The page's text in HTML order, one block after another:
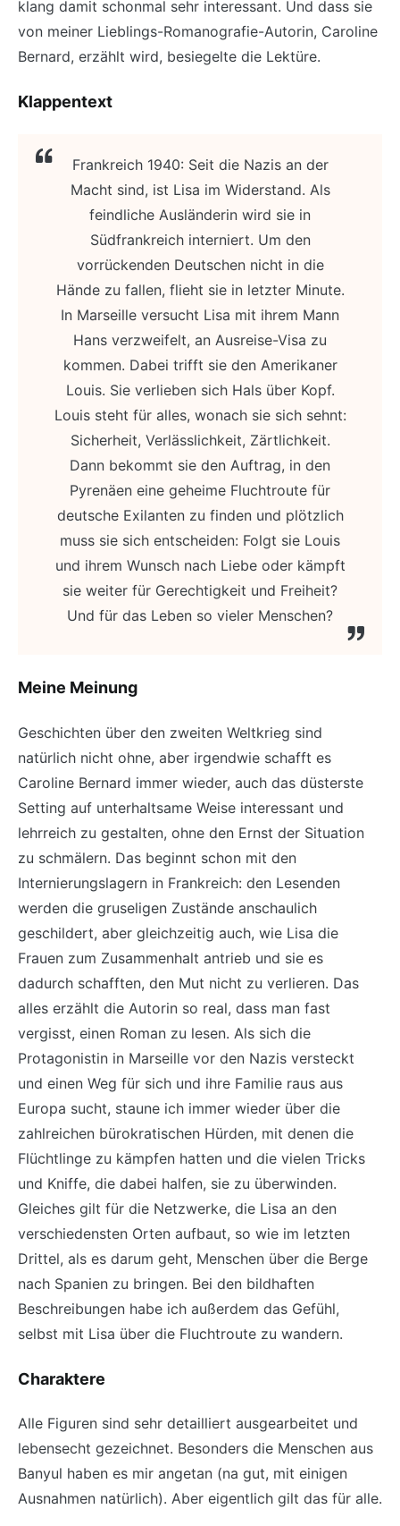
klang damit schonmal sehr interessant. Und dass sie
von meiner Lieblings-Romanografie-Autorin, Caroline
Bernard, erzählt wird, besiegelte die Lektüre.
Klappentext
Frankreich 1940: Seit die Nazis an der
Macht sind, ist Lisa im Widerstand. Als
feindliche Ausländerin wird sie in
Südfrankreich interniert. Um den
vorrückenden Deutschen nicht in die
Hände zu fallen, flieht sie in letzter Minute.
In Marseille versucht Lisa mit ihrem Mann
Hans verzweifelt, an Ausreise-Visa zu
kommen. Dabei trifft sie den Amerikaner
Louis. Sie verlieben sich Hals über Kopf.
Louis steht für alles, wonach sie sich sehnt:
Sicherheit, Verlässlichkeit, Zärtlichkeit.
Dann bekommt sie den Auftrag, in den
Pyrenäen eine geheime Fluchtroute für
deutsche Exilanten zu finden und plötzlich
muss sie sich entscheiden: Folgt sie Louis
und ihrem Wunsch nach Liebe oder kämpft
sie weiter für Gerechtigkeit und Freiheit?
Und für das Leben so vieler Menschen?
Meine Meinung
Geschichten über den zweiten Weltkrieg sind
natürlich nicht ohne, aber irgendwie schafft es
Caroline Bernard immer wieder, auch das düsterste
Setting auf unterhaltsame Weise interessant und
lehrreich zu gestalten, ohne den Ernst der Situation
zu schmälern. Das beginnt schon mit den
Internierungslagern in Frankreich: den Lesenden
werden die gruseligen Zustände anschaulich
geschildert, aber gleichzeitig auch, wie Lisa die
Frauen zum Zusammenhalt antrieb und sie es
dadurch schafften, den Mut nicht zu verlieren. Das
alles erzählt die Autorin so real, dass man fast
vergisst, einen Roman zu lesen. Als sich die
Protagonistin in Marseille vor den Nazis versteckt
und einen Weg für sich und ihre Familie raus aus
Europa sucht, staune ich immer wieder über die
zahlreichen bürokratischen Hürden, mit denen die
Flüchtlinge zu kämpfen hatten und die vielen Tricks
und Kniffe, die dabei halfen, sie zu überwinden.
Gleiches gilt für die Netzwerke, die Lisa an den
verschiedensten Orten aufbaut, so wie im letzten
Drittel, als es darum geht, Menschen über die Berge
nach Spanien zu bringen. Bei den bildhaften
Beschreibungen habe ich außerdem das Gefühl,
selbst mit Lisa über die Fluchtroute zu wandern.
Charaktere
Alle Figuren sind sehr detailliert ausgearbeitet und
lebensecht gezeichnet. Besonders die Menschen aus
Banyul haben es mir angetan (na gut, mit einigen
Ausnahmen natürlich). Aber eigentlich gilt das für alle.